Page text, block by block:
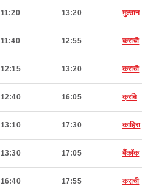
11:20 13:20 मुल्तान
11:40 12:55 कराची
12:15 13:20 कराची
12:40 16:05 क्रबि
13:10 17:30 काहिरा
13:30 17:05 बैंकॉक
16:40 17:55 कराची